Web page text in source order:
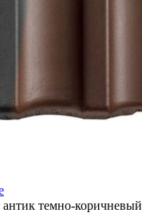
антик темно-